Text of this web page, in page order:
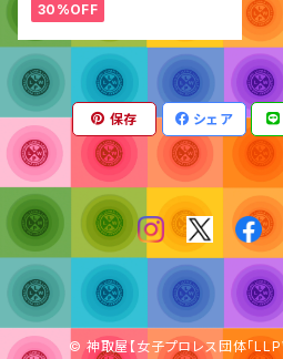
30%OFF
保存 シェア
© 神取屋【女子プロレス団体「